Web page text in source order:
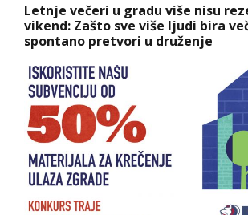
Letnje večeri u gradu više nisu
vikend: Zašto sve više ljudi bira
spontano pretvori u druženje